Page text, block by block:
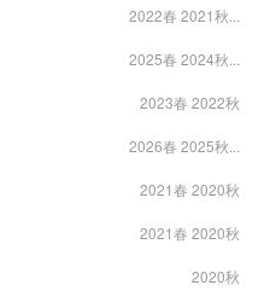
2022春 2021秋...
2025春 2024秋...
2023春 2022秋
2026春 2025秋...
2021春 2020秋
2021春 2020秋
2020秋